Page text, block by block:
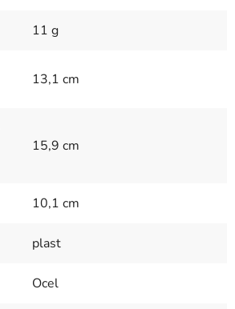
11 g
13,1 cm
15,9 cm
10,1 cm
plast
Ocel